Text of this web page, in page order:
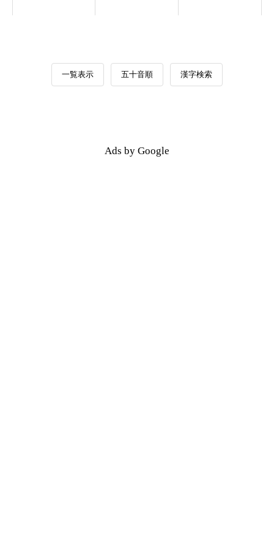
一覧表示 五十音順 漢字検索
Ads by Google